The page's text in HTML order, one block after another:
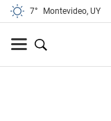
7° Montevideo, UY